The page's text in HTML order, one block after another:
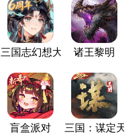
三国志幻想大陆 诸王黎明
盲盒派对 三国：谋定天